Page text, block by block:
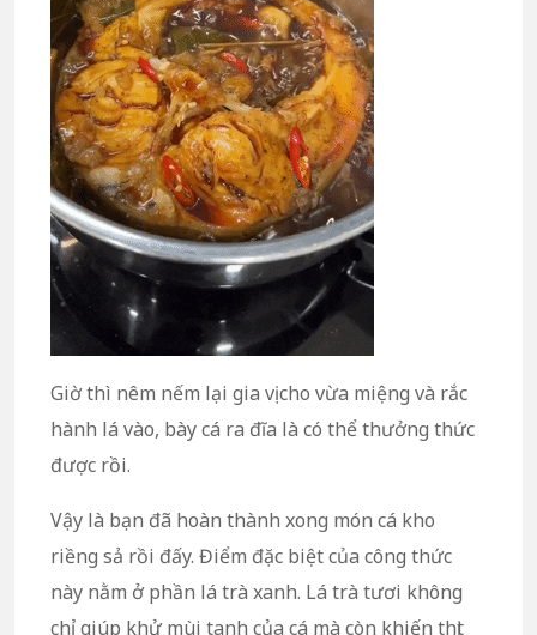
Giờ thì nêm nếm lại gia vị cho vừa miệng và rắc
hành lá vào, bày cá ra đĩa là có thể thưởng thức
được rồi.
Vậy là bạn đã hoàn thành xong món cá kho
riềng sả rồi đấy. Điểm đặc biệt của công thức
này nằm ở phần lá trà xanh. Lá trà tươi không
chỉ giúp khử mùi tanh của cá mà còn khiến thịt